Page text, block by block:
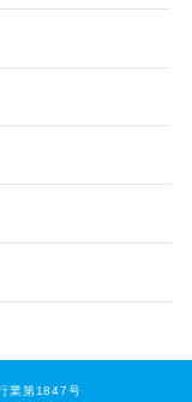
業第1847号